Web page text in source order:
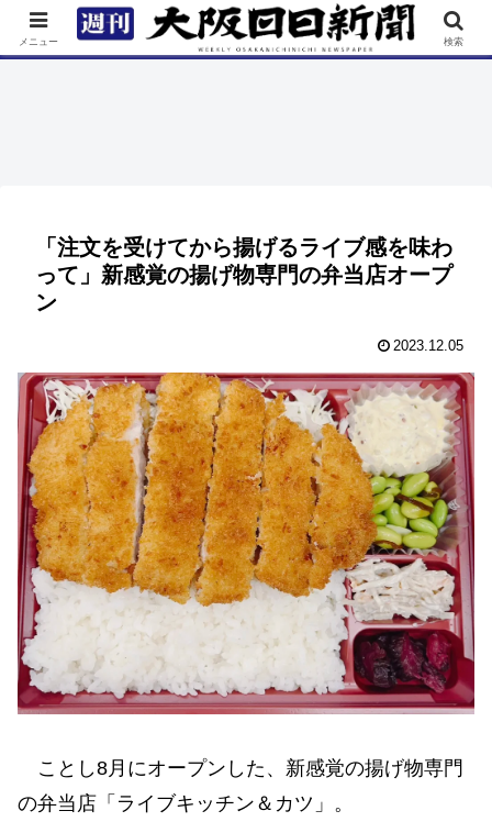
TOP 特集 ニュース 連載 街ネタ イベント
「注文を受けてから揚げるライブ感を味わ
って」新感覚の揚げ物専門の弁当店オープ
ン
2023.12.05
ことし8月にオープンした、新感覚の揚げ物専門
の弁当店「ライブキッチン＆カツ」。
メニュー 検索